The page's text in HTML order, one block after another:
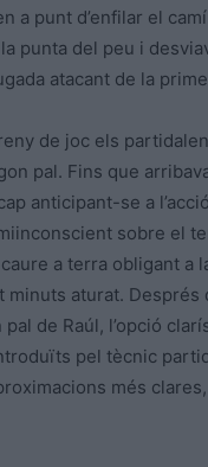
a punt d’enfilar el
punta del peu i
atacant de la
de joc els
pal. Fins que
anticipant-se a
sobre el
a terra obligant a
aturat. Després
de Raúl, l’opció
pel tècnic
més